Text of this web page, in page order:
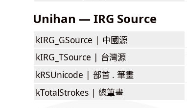
Unihan — IRG Source
kIRG_GSource | 中國源
kIRG_TSource | 台灣源
kRSUnicode | 部首 . 筆畫
kTotalStrokes | 總筆畫